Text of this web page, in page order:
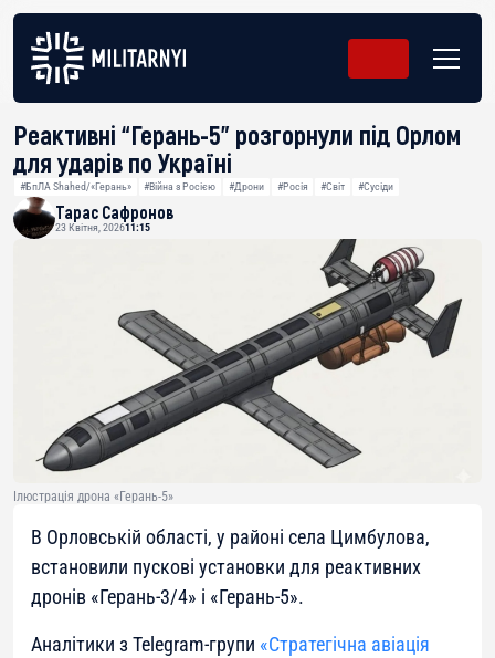
Реактивні “Герань-5” розгорнули під Орлом
для ударів по Україні
#БпЛА Shahed/«Герань» #Війна з Росією #Дрони #Росія #Світ #Сусіди
Тарас Сафронов
23 Квітня, 202611:15
Ілюстрація дрона «Герань-5»
В Орловській області, у районі села Цимбулова,
встановили пускові установки для реактивних
дронів «Герань-3/4» і «Герань-5».
Аналітики з Telegram-групи «Стратегічна авіація